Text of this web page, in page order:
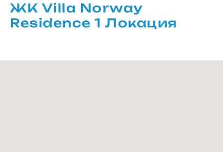
ЖК Villa Norway
Residence 1 Локация